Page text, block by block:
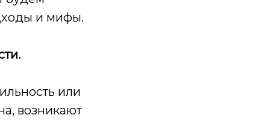
и мифы.
или
возникают